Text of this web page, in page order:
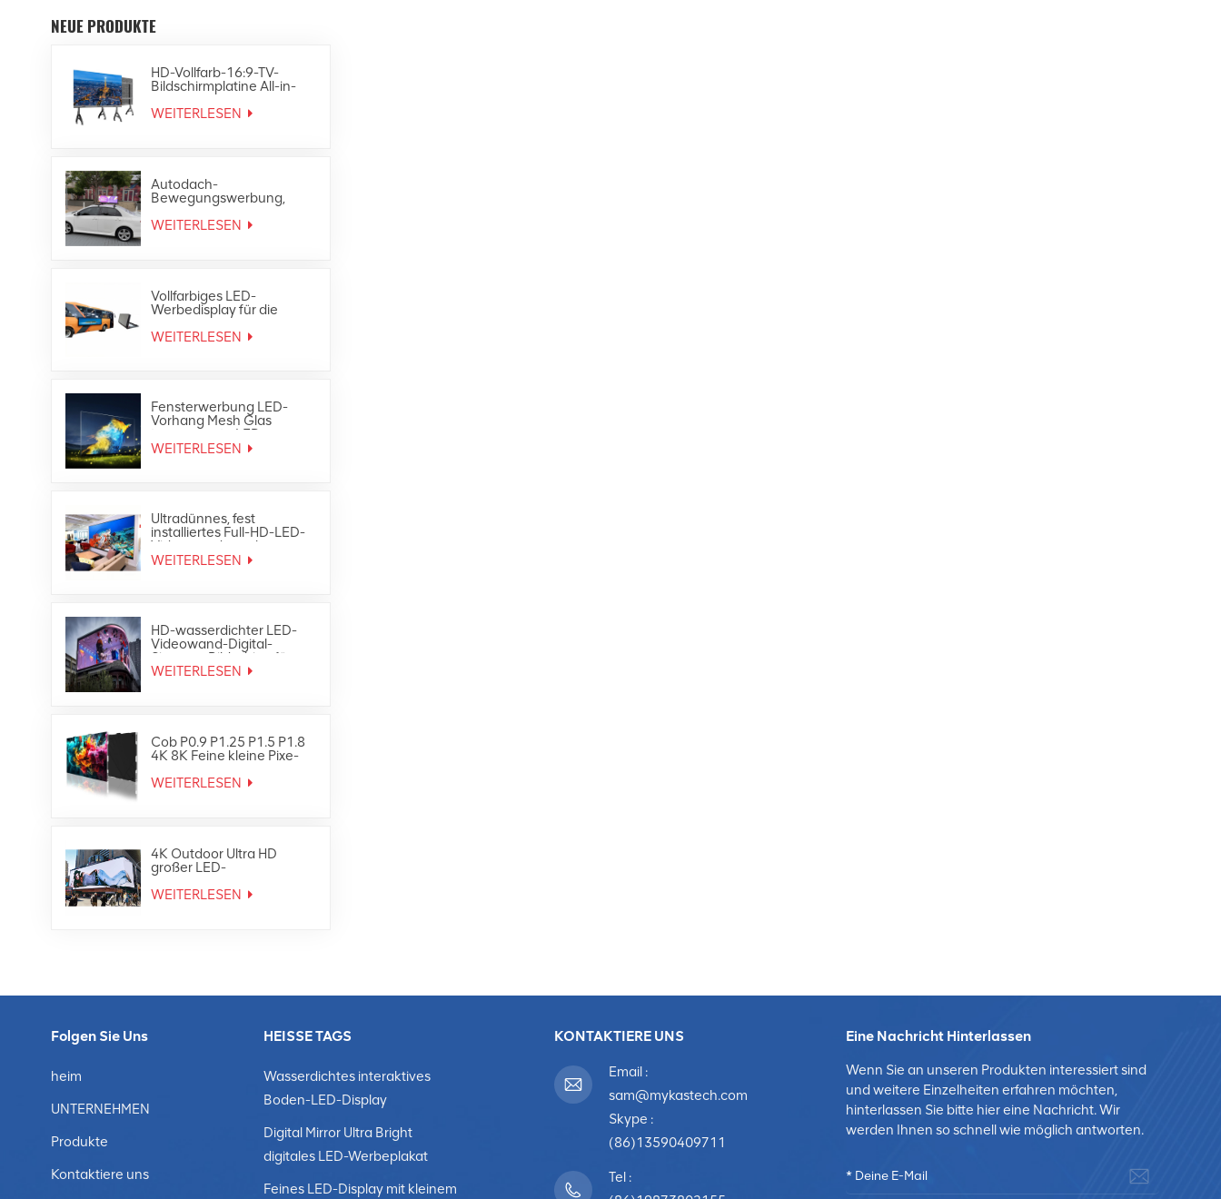
NEUE PRODUKTE
HD-Vollfarb-16:9-TV-
Bildschirmplatine All-in-
One-4K-LED-Display
WEITERLESEN
Autodach-
Bewegungswerbung,
wasserdichte, vollfarbige
Taxi-Top-LED-Anzeige für
WEITERLESEN
Vollfarbiges LED-
Werbedisplay für die
Heckscheibe des
Außenbusses
WEITERLESEN
Fensterwerbung LED-
Vorhang Mesh Glas
transparente LED-
Anzeige
WEITERLESEN
Ultradünnes, fest
installiertes Full-HD-LED-
Videowandpanel-
Bildschirmdisplay für den
WEITERLESEN
HD-wasserdichter LED-
Videowand-Digital-
Signage-Bildschirm für
den Außenbereich
WEITERLESEN
Cob P0.9 P1.25 P1.5 P1.8
4K 8K Feine kleine Pixe-
WEITERLESEN
4K Outdoor Ultra HD
großer LED-
Werbebildschirm
WEITERLESEN
Folgen Sie Uns
heim
UNTERNEHMEN
Produkte
Kontaktiere uns
HEISSE TAGS
Wasserdichtes interaktives
Boden-LED-Display
Digital Mirror Ultra Bright
digitales LED-Werbeplakat
Feines LED-Display mit kleinem
KONTAKTIERE UNS
Email :
sam@mykastech.com
Skype :
(86)13590409711
Tel :
Eine Nachricht Hinterlassen
Wenn Sie an unseren Produkten interessiert sind
und weitere Einzelheiten erfahren möchten,
hinterlassen Sie bitte hier eine Nachricht. Wir
werden Ihnen so schnell wie möglich antworten.